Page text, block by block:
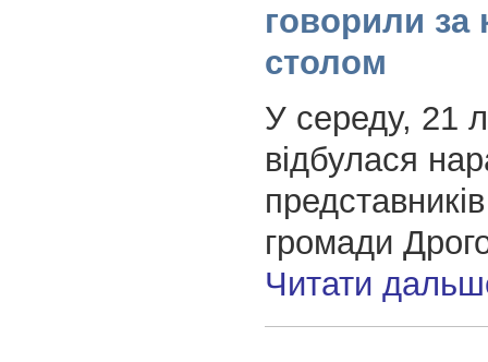
говорили за
столом
У середу, 21
відбулася
громади
Читати